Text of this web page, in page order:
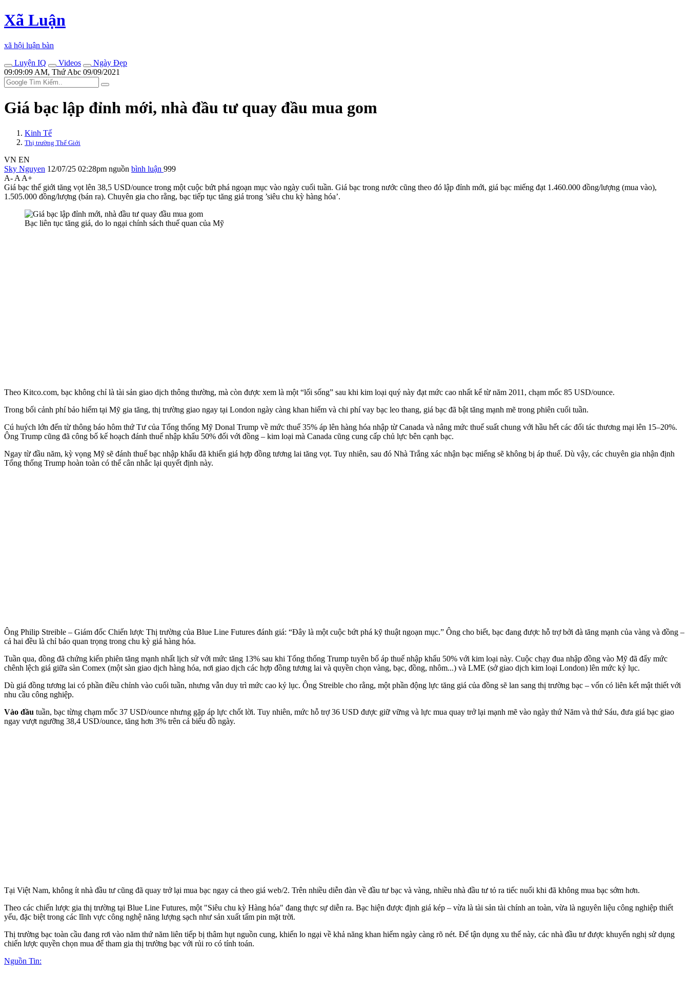
Xã Luận
xã hội luận bàn
Luyện IQ
Videos
Ngày Đẹp
09:09:09 AM, Thứ Abc 09/09/2021
Giá bạc lập đỉnh mới, nhà đầu tư quay đầu mua gom
Kinh Tế
Thị trường Thế Giới
VN EN
Sky Nguyen 12/07/25 02:28pm nguồn bình luận 999
A- A A+
Giá bạc thế giới tăng vọt lên 38,5 USD/ounce trong một cuộc bứt phá ngoạn mục vào ngày cuối tuần. Giá bạc trong nước cũng theo đó lập đỉnh mới, giá bạc miếng đạt 1.460.000 đồng/lượng (mua vào),
1.505.000 đồng/lượng (bán ra). Chuyên gia cho rằng, bạc tiếp tục tăng giá trong ’siêu chu kỳ hàng hóa’.
Bạc liên tục tăng giá, do lo ngại chính sách thuế quan của Mỹ
Theo Kitco.com, bạc không chỉ là tài sản giao dịch thông thường, mà còn được xem là một “lối sống” sau khi kim loại quý này đạt mức cao nhất kể từ năm 2011, chạm mốc 85 USD/ounce.
Trong bối cảnh phí bảo hiểm tại Mỹ gia tăng, thị trường giao ngay tại London ngày càng khan hiếm và chi phí vay bạc leo thang, giá bạc đã bật tăng mạnh mẽ trong phiên cuối tuần.
Cú huých lớn đến từ thông báo hôm thứ Tư của Tổng thống Mỹ Donal Trump về mức thuế 35% áp lên hàng hóa nhập từ Canada và nâng mức thuế suất chung với hầu hết các đối tác thương mại lên 15–20%.
Ông Trump cũng đã công bố kế hoạch đánh thuế nhập khẩu 50% đối với đồng – kim loại mà Canada cũng cung cấp chủ lực bên cạnh bạc.
Ngay từ đầu năm, kỳ vọng Mỹ sẽ đánh thuế bạc nhập khẩu đã khiến giá hợp đồng tương lai tăng vọt. Tuy nhiên, sau đó Nhà Trắng xác nhận bạc miếng sẽ không bị áp thuế. Dù vậy, các chuyên gia nhận định
Tổng thống Trump hoàn toàn có thể cân nhắc lại quyết định này.
Ông Philip Streible – Giám đốc Chiến lược Thị trường của Blue Line Futures đánh giá: “Đây là một cuộc bứt phá kỹ thuật ngoạn mục.” Ông cho biết, bạc đang được hỗ trợ bởi đà tăng mạnh của vàng và đồng –
cả hai đều là chỉ báo quan trọng trong chu kỳ giá hàng hóa.
Tuần qua, đồng đã chứng kiến phiên tăng mạnh nhất lịch sử với mức tăng 13% sau khi Tổng thống Trump tuyên bố áp thuế nhập khẩu 50% với kim loại này. Cuộc chạy đua nhập đồng vào Mỹ đã đẩy mức
chênh lệch giá giữa sàn Comex (một sàn giao dịch hàng hóa, nơi giao dịch các hợp đồng tương lai và quyền chọn vàng, bạc, đồng, nhôm...) và LME (sở giao dịch kim loại London) lên mức kỷ lục.
Dù giá đồng tương lai có phần điều chỉnh vào cuối tuần, nhưng vẫn duy trì mức cao kỷ lục. Ông Streible cho rằng, một phần động lực tăng giá của đồng sẽ lan sang thị trường bạc – vốn có liên kết mật thiết với
nhu cầu công nghiệp.
Vào đầu tuần, bạc từng chạm mốc 37 USD/ounce nhưng gặp áp lực chốt lời. Tuy nhiên, mức hỗ trợ 36 USD được giữ vững và lực mua quay trở lại mạnh mẽ vào ngày thứ Năm và thứ Sáu, đưa giá bạc giao
ngay vượt ngưỡng 38,4 USD/ounce, tăng hơn 3% trên cả biểu đồ ngày.
Tại Việt Nam, không ít nhà đầu tư cũng đã quay trở lại mua bạc ngay cả theo giá web/2. Trên nhiều diễn đàn về đầu tư bạc và vàng, nhiều nhà đầu tư tỏ ra tiếc nuối khi đã không mua bạc sớm hơn.
Theo các chiến lược gia thị trường tại Blue Line Futures, một "Siêu chu kỳ Hàng hóa" đang thực sự diễn ra. Bạc hiện được định giá kép – vừa là tài sản tài chính an toàn, vừa là nguyên liệu công nghiệp thiết
yếu, đặc biệt trong các lĩnh vực công nghệ năng lượng sạch như sản xuất tấm pin mặt trời.
Thị trường bạc toàn cầu đang rơi vào năm thứ năm liên tiếp bị thâm hụt nguồn cung, khiến lo ngại về khả năng khan hiếm ngày càng rõ nét. Để tận dụng xu thế này, các nhà đầu tư được khuyến nghị sử dụng
chiến lược quyền chọn mua để tham gia thị trường bạc với rủi ro có tính toán.
Nguồn Tin: